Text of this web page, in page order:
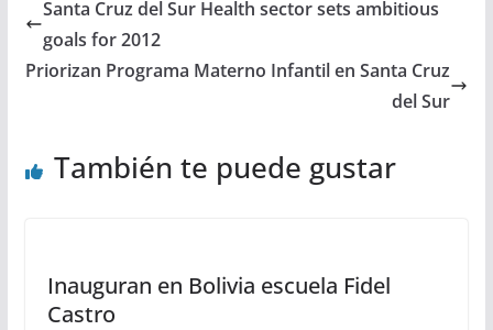
Santa Cruz del Sur Health sector sets ambitious
goals for 2012
Priorizan Programa Materno Infantil en Santa Cruz
del Sur
También te puede gustar
Inauguran en Bolivia escuela Fidel
Castro